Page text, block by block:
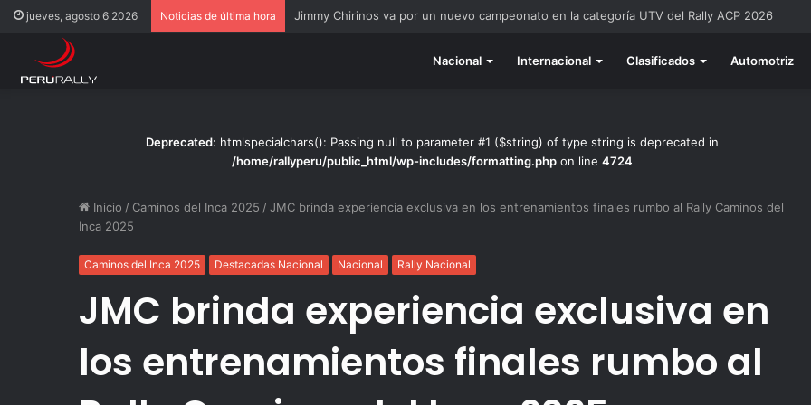
jueves, agosto 6 2026 Noticias de última hora Rally Pisco 2026: todo listo para la gran final del RallyACP
Nacional Internacional Clasificados Automotriz
Deprecated: htmlspecialchars(): Passing null to parameter #1 ($string) of type string is deprecated in
/home/rallyperu/public_html/wp-includes/formatting.phpon line 4724
Inicio / Caminos del Inca 2025 / JMC brinda experiencia exclusiva en los entrenamientos finales rumbo al Rally Caminos del
Inca 2025
Caminos del Inca 2025 Destacadas Nacional Nacional Rally Nacional
JMC brinda experiencia exclusiva en
los entrenamientos finales rumbo al